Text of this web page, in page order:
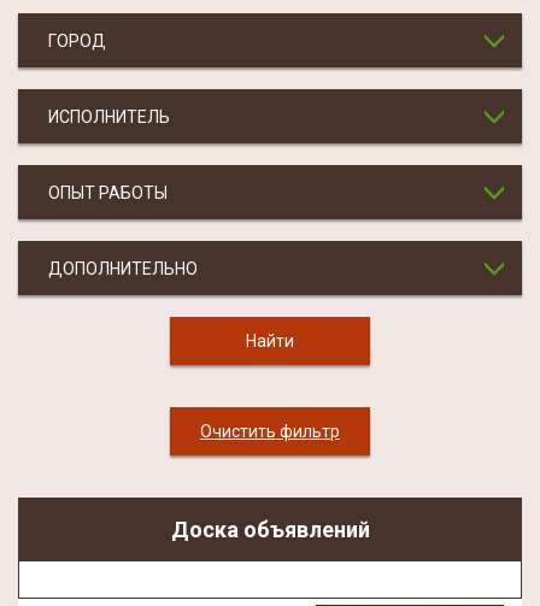
ГОРОД
ИСПОЛНИТЕЛЬ
ОПЫТ РАБОТЫ
ДОПОЛНИТЕЛЬНО
Очистить фильтр
Доска объявлений